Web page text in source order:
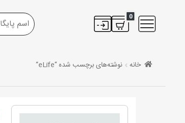
0
خانه نوشته‌های برچسب شده “eLife”